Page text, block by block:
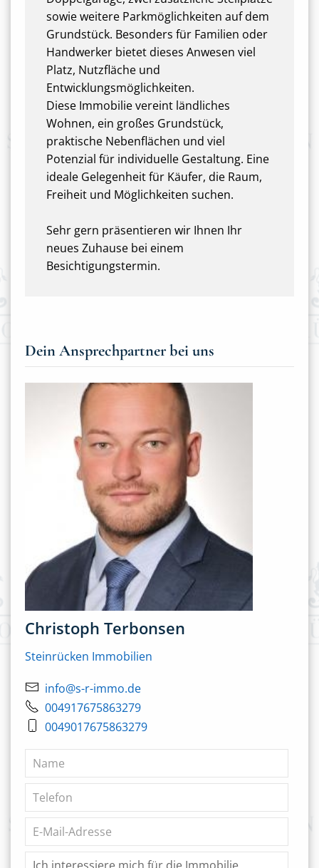
sowie weitere Parkmöglichkeiten auf dem
Grundstück. Besonders für Familien oder
Handwerker bietet dieses Anwesen viel
Platz, Nutzfläche und
Entwicklungsmöglichkeiten.
Diese Immobilie vereint ländliches
Wohnen, ein großes Grundstück,
praktische Nebenflächen und viel
Potenzial für individuelle Gestaltung. Eine
ideale Gelegenheit für Käufer, die Raum,
Freiheit und Möglichkeiten suchen.
Sehr gern präsentieren wir Ihnen Ihr
neues Zuhause bei einem
Besichtigungstermin.
Dein Ansprechpartner bei uns
Christoph Terbonsen
Steinrücken Immobilien
info@s-r-immo.de
004917675863279
0049017675863279